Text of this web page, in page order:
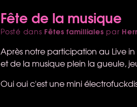
Fête de la musique
Posté dans Fêtes familliales par
Après notre participation au Live
et de la musique plein la gueule,
Oui oui c'est une mini